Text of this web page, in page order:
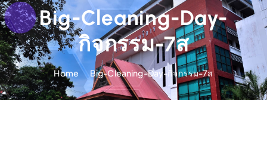
o
n
t
e
n
t
Big-Cleaning-Day-
กิจกรรม-7ส
Home Big-Cleaning-Day-กิจกรรม-7ส